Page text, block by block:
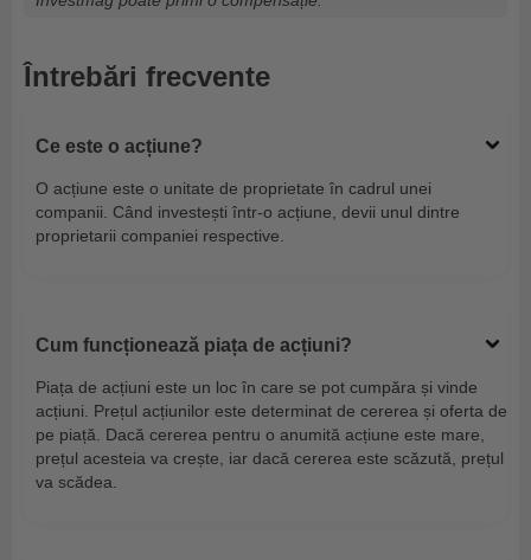
Întrebări frecvente
Ce este o acțiune?
O acțiune este o unitate de proprietate în cadrul unei
companii. Când investești într-o acțiune, devii unul dintre
proprietarii companiei respective.
Cum funcționează piața de acțiuni?
Piața de acțiuni este un loc în care se pot cumpăra și vinde
acțiuni. Prețul acțiunilor este determinat de cererea și oferta de
pe piață. Dacă cererea pentru o anumită acțiune este mare,
prețul acesteia va crește, iar dacă cererea este scăzută, prețul
va scădea.